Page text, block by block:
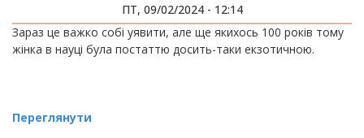
ПТ, 09/02/2024 - 12:14
Зараз це важко собі уявити, але ще якихось 100 років тому
жінка в науці була постаттю досить-таки екзотичною.
Переглянути